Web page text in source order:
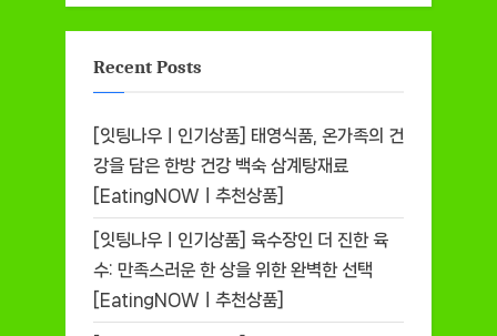
Recent Posts
[잇팅나우ㅣ인기상품] 태영식품, 온가족의 건
강을 담은 한방 건강 백숙 삼계탕재료
[EatingNOWㅣ추천상품]
[잇팅나우ㅣ인기상품] 육수장인 더 진한 육
수: 만족스러운 한 상을 위한 완벽한 선택
[EatingNOWㅣ추천상품]